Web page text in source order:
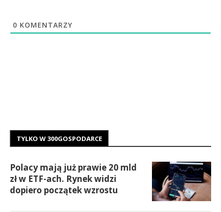
0 KOMENTARZY
TYLKO W 300GOSPODARCE
Polacy mają już prawie 20 mld
zł w ETF-ach. Rynek widzi
dopiero początek wzrostu